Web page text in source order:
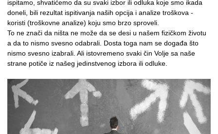
ispitamo, shvatićemo da su svaki izbor ili odluka koje smo ikada
doneli, bili rezultat ispitivanja naših opcija i analize troškova -
koristi (troškovne analize) koju smo brzo sproveli.
To ne znači da ništa ne može da se desi u našem fizičkom životu
a da to nismo svesno odabrali. Dosta toga nam se događa što
nismo svesno izabrali. Ali istovremeno svaki čin Volje sa naše
strane potiče iz našeg jedinstvenog izbora ili odluke.